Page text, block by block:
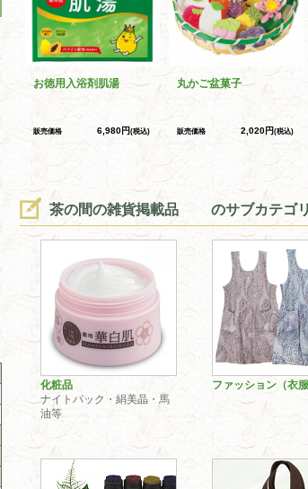
お徳用入浴剤肌湯
販売価格 6,980円(税込)
丸かご盆菓子
販売価格 2,020円(税込)
茶の間の雑貨掲載品 のサブカテゴ
化粧品
ナイトパック・絹美晶・馬
油等
ファッション（衣服